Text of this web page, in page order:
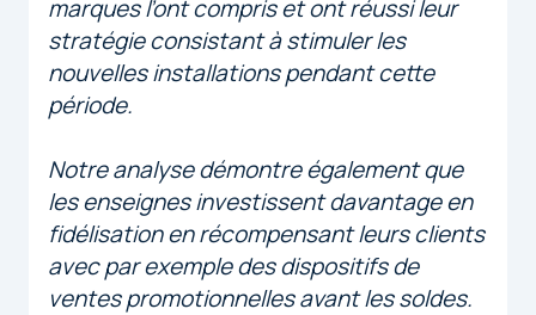
marques l’ont compris et ont réussi leur
stratégie consistant à stimuler les
nouvelles installations pendant cette
période.
Notre analyse démontre également que
les enseignes investissent davantage en
fidélisation en récompensant leurs clients
avec par exemple des dispositifs de
ventes promotionnelles avant les soldes.